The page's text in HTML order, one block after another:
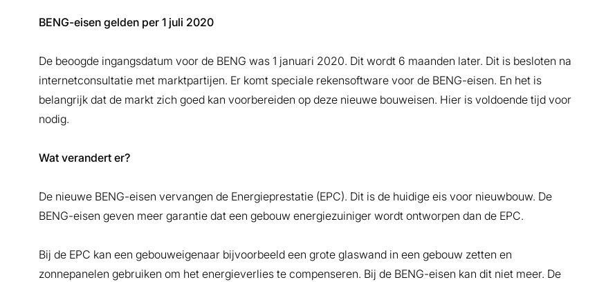
BENG-eisen gelden per 1 juli 2020
De beoogde ingangsdatum voor de BENG was 1 januari 2020. Dit wordt 6 maanden later. Dit is besloten na
internetconsultatie met marktpartijen. Er komt speciale rekensoftware voor de BENG-eisen. En het is
belangrijk dat de markt zich goed kan voorbereiden op deze nieuwe bouweisen. Hier is voldoende tijd voor
nodig.
Wat verandert er?
De nieuwe BENG-eisen vervangen de Energieprestatie (EPC). Dit is de huidige eis voor nieuwbouw. De
BENG-eisen geven meer garantie dat een gebouw energiezuiniger wordt ontworpen dan de EPC.
Bij de EPC kan een gebouweigenaar bijvoorbeeld een grote glaswand in een gebouw zetten en
zonnepanelen gebruiken om het energieverlies te compenseren. Bij de BENG-eisen kan dit niet meer. De